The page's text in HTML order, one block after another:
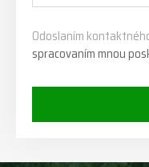
Odoslaním
spracovaním mnou